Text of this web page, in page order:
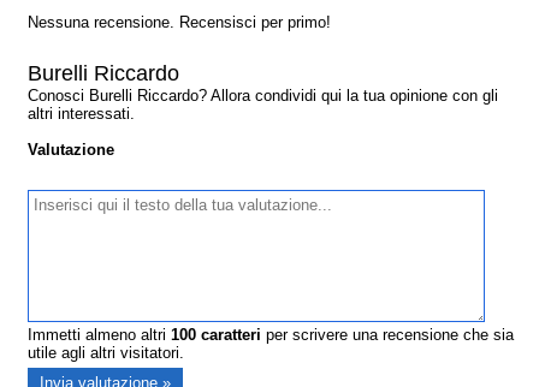
Nessuna recensione. Recensisci per primo!
Burelli Riccardo
Conosci Burelli Riccardo? Allora condividi qui la tua opinione con gli
altri interessati.
Valutazione
Immetti almeno altri100 caratteri per scrivere una recensione che sia
utile agli altri visitatori.